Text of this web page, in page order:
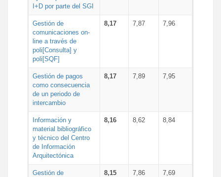
I+D por parte del SGI
Gestión de
comunicaciones on-
line a través de
poli[Consulta] y
poli[SQF]
8,17 7,87 7,96
Gestión de pagos
como consecuencia
de un periodo de
intercambio
8,17 7,89 7,95
Información y
material bibliográfico
y técnico del Centro
de Información
Arquitectónica
8,16 8,62 8,84
Gestión de
8,15 7,86 7,69